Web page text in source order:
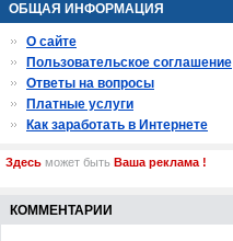
ОБЩАЯ ИНФОРМАЦИЯ
О сайте
Пользовательское соглашение
Ответы на вопросы
Платные услуги
Как заработать в Интернете
Здесь может быть Ваша реклама !
КОММЕНТАРИИ